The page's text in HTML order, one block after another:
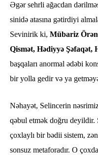
Əgər sehrli ağacdan
sinidə atasına gətirdiyi
Sevinirik ki, Mübariz
Qismət, Hədiyyə
başqaları anormal ədəbi
bir yolla gedir və ya
Nəhayət, Selincerin
qəbul etmək doğru
çoxlaylı bir bədii sistem,
sonsuz metaforadır. O